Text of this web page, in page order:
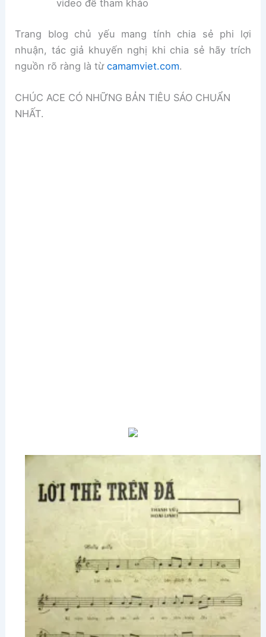
video để tham khảo
Trang blog chủ yếu mang tính chia sẻ phi lợi
nhuận, tác giả khuyến nghị khi chia sẻ hãy trích
nguồn rõ ràng là từcamamviet.com.
CHÚC ACE CÓ NHỮNG BẢN TIÊU SÁO CHUẨN
NHẤT.